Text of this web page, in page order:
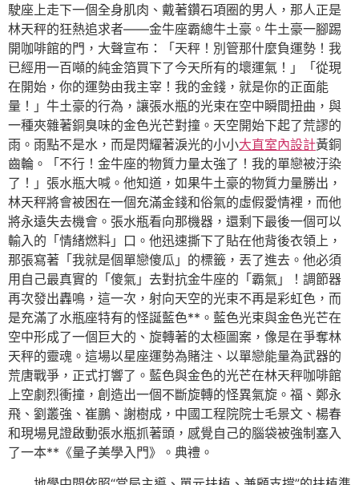
駛座上走下一個全身肌肉、戴著鑽石項圈的男人，那人正是
林天秤的狂熱追求者——金牛座霸總牛土豪。牛土豪一腳踢
開咖啡館的門，大聲宣布：「天秤！別管那什麼負運勢！我
已經用一百噸的純金箔買下了今天所有的壞運氣！」「從現
在開始，你的運勢由我主宰！我的金錢，就是你的正面能
量！」牛土豪的行為，讓張水瓶的光束在空中瞬間扭曲，與
一種夾雜著銅臭味的金色光芒對撞。天空開始下起了荒謬的
雨。雨點不是水，而是閃耀著淚光的小小大直室內設計黃銅
齒輪。「不行！金牛座的物質力量太強了！我的單戀被汙染
了！」張水瓶大喊。他知道，如果牛土豪的物質力量勝出，
林天秤將會被困在一個充滿金錢和俗氣的虛假愛情裡，而他
將永遠失去機會。張水瓶看向那機器，還剩下最後一個可以
輸入的「情緒燃料」口。他迅速撕下了貼在他背後衣領上，
那張寫著「我就是個單戀傻瓜」的標籤，丟了進去。他必須
用自己最真實的「傻氣」去對抗金牛座的「霸氣」！調節器
再次發出轟鳴，這一次，射向天空的光束不再是彩虹色，而
是充滿了水瓶座特有的怪誕藍色**。藍色光束與金色光芒在
空中形成了一個巨大的、旋轉著的太極圖案，像是在爭奪林
天秤的靈魂。這場以星座運勢為賭注、以單戀能量為武器的
荒唐戰爭，正式打響了。藍色與金色的光芒在林天秤咖啡館
上空劇烈衝撞，創造出一個不斷旋轉的怪異氣旋。福、鄭永
飛、劉叢強、崔鵬、謝樹成，中國工程院院士毛景文、楊春
和現場見證啟動張水瓶抓著頭，感覺自己的腦袋被強制塞入
了一本**《量子美學入門》。典禮。